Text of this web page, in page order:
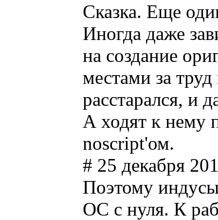
Сказка. Еще
Иногда даже
на создание
местами за
расстарался, и
А ходят к нему
noscript'ом.
# 25 декабря
Поэтому
ОС с нуля. К